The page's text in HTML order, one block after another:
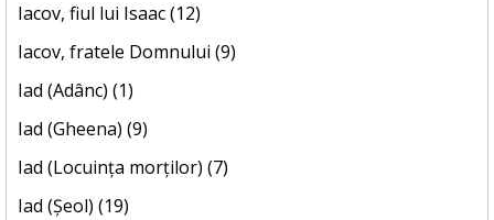
Iacov, fiul lui Isaac (12)
Iacov, fratele Domnului (9)
Iad (Adânc) (1)
Iad (Gheena) (9)
Iad (Locuința morților) (7)
Iad (Șeol) (19)